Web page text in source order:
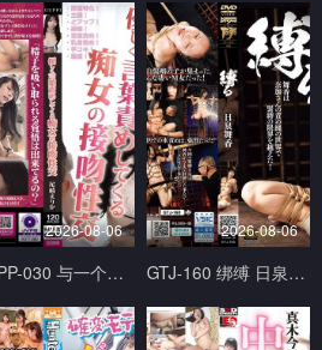
2026-08-06
GUPP-030 与一个用言语温柔挑逗你的荡妇接吻性爱 Erika Ozaki 尾崎えりか GUPPI-妄想族
2026-08-06
GTJ-160 绑缚 日泉舞香 ドグマ